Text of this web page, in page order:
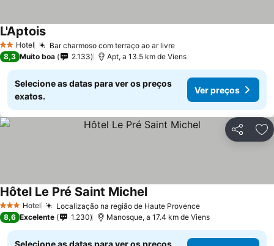
2 Estrelas
Hotel Bar charmoso com terraço ao ar livre
L'Aptois
8,3 Muito boa 2.133 Apt, a 13.5 km de Viens
Selecione as datas para ver os preços
exatos.
Ver preços
Partilhar
3 EstrelasHotel Localização na região de Haute Provence
Hôtel Le Pré Saint Michel
8,6 Excelente 1.230 Manosque, a 17.4 km de Viens
Selecione as datas para ver os preços